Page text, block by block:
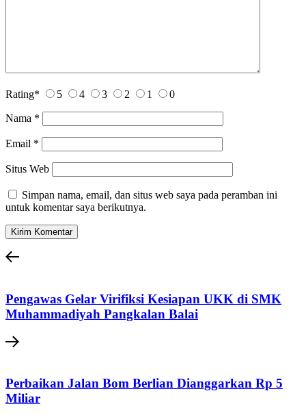
Rating* 5 4 3 2 1 0
Nama *
Email *
Situs Web
Simpan nama, email, dan situs web saya pada peramban ini
untuk komentar saya berikutnya.
Pengawas Gelar Virifiksi Kesiapan UKK di SMK
Muhammadiyah Pangkalan Balai
Perbaikan Jalan Bom Berlian Dianggarkan Rp 5
Miliar